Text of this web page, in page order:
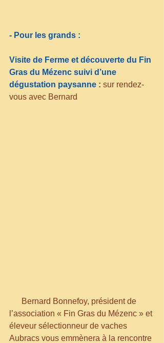
- Pour les grands :
Visite de Ferme et découverte du Fin
Gras du Mézenc suivi d’une
dégustation paysanne : sur rendez-
vous avec Bernard
l’association « Fin Gras du Mézenc » et
éleveur sélectionneur de vaches
Aubracs vous emmènera à la rencontre